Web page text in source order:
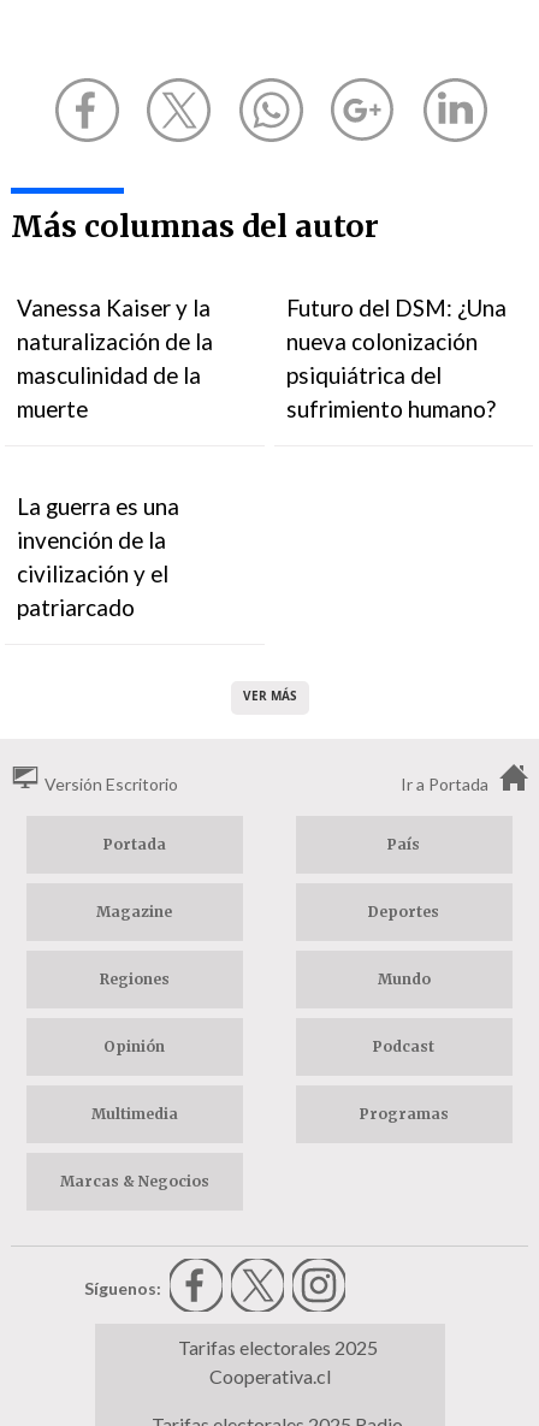
Más columnas del autor
Vanessa Kaiser y la
naturalización de la
masculinidad de la
muerte
Futuro del DSM: ¿Una
nueva colonización
psiquiátrica del
sufrimiento humano?
La guerra es una
invención de la
civilización y el
patriarcado
VER MÁS
Versión Escritorio Ir a Portada
Portada País
Magazine Deportes
Regiones Mundo
Opinión Podcast
Multimedia Programas
Marcas & Negocios
Síguenos:
Tarifas electorales 2025
Cooperativa.cl